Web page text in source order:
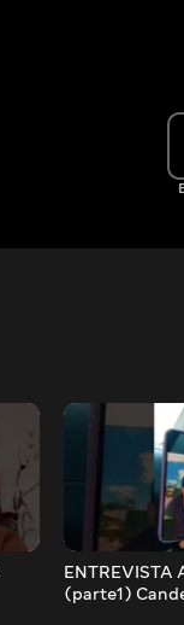
ENTREVISTA
(parte1)